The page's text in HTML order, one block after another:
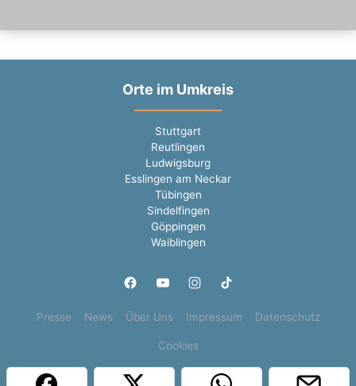
Orte im Umkreis
Stuttgart
Reutlingen
Ludwigsburg
Esslingen am Neckar
Tübingen
Sindelfingen
Göppingen
Waiblingen
Presse News Über Uns Impressum Datenschutz
Cookies